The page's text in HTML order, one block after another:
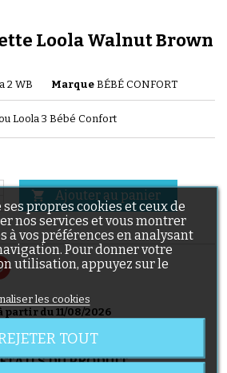
Loola Walnut Brown
2 WB Marque BÉBÉ CONFORT
Loola 3 Bébé Confort
 Ajouter au panier
du 11/08/2026
DU PRODUIT
propres cookies et ceux de
nos services et vous montrer
à vos préférences en analysant
Pour donner votre
utilisation, appuyez sur le
les cookies
TOUT